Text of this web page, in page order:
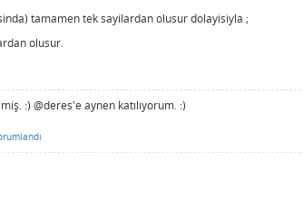
tamamen tek sayilardan olusur dolayisiyla ;
olusur.
:) @deres'e aynen katılıyorum. :)